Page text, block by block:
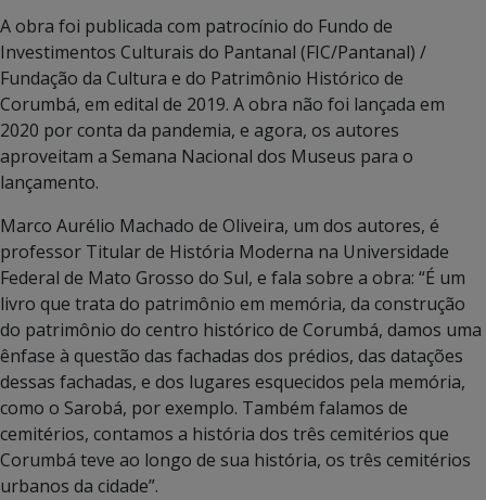
A obra foi publicada com patrocínio do Fundo de
Investimentos Culturais do Pantanal (FIC/Pantanal) /
Fundação da Cultura e do Patrimônio Histórico de
Corumbá, em edital de 2019. A obra não foi lançada em
2020 por conta da pandemia, e agora, os autores
aproveitam a Semana Nacional dos Museus para o
lançamento.
Marco Aurélio Machado de Oliveira, um dos autores, é
professor Titular de História Moderna na Universidade
Federal de Mato Grosso do Sul, e fala sobre a obra: “É um
livro que trata do patrimônio em memória, da construção
do patrimônio do centro histórico de Corumbá, damos uma
ênfase à questão das fachadas dos prédios, das datações
dessas fachadas, e dos lugares esquecidos pela memória,
como o Sarobá, por exemplo. Também falamos de
cemitérios, contamos a história dos três cemitérios que
Corumbá teve ao longo de sua história, os três cemitérios
urbanos da cidade”.